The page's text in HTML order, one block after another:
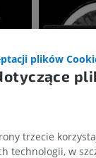
plików
trzecie
technologii, w